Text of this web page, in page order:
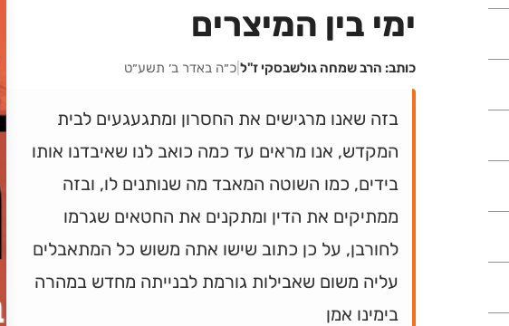
ימי בין המיצרים
כותב: הרב שמחה גולשבסקי ז"ל כ״ה באדר ב׳ תשע״ט
בזה שאנו מרגישים את החסרון ומתגעגעים לבית
המקדש, אנו מראים עד כמה כואב לנו שאיבדנו אותו
בידים, כמו השוטה המאבד מה שנותנים לו, ובזה
ממתיקים את הדין ומתקנים את החטאים שגרמו
לחורבן, על כן כתוב שישו אתה משוש כל המתאבלים
עליה משום שאבילות גורמת לבנייתה מחדש במהרה
בימינו אמן